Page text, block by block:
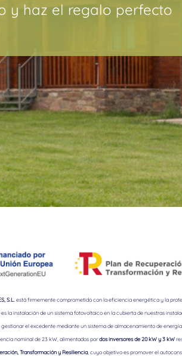
y haz el regalo perfecto
S.L.
está firmemente comprometido con la eficiencia energética y la
la instalación de un sistema fotovoltaico en la cubierta de nuestras
el excedente mediante un sistema de almacenamiento de
nominal de 23 kW, alimentados pordos inversores de 20 kW y 3 kW
Transformación y Resiliencia, cuyo objetivo es promover el